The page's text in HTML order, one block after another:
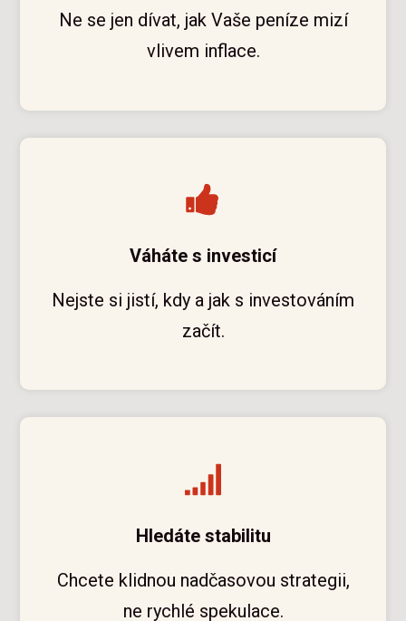
Ne se jen dívat, jak Vaše peníze mizí
vlivem inflace.
Váháte s investicí
Nejste si jistí, kdy a jak s investováním
začít.
Hledáte stabilitu
Chcete klidnou nadčasovou strategii,
ne rychlé spekulace.